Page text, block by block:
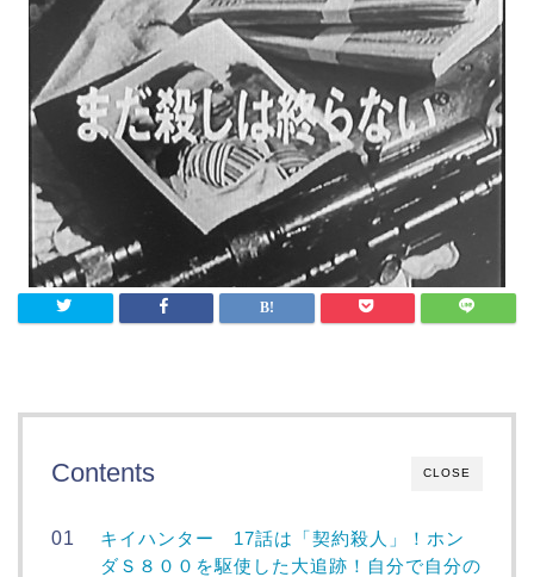
CLOSE
Contents
キイハンター 17話は「契約殺人」！ホン
ダＳ８００を駆使した大追跡！自分で自分の